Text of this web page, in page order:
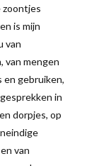
zoontjes
is mijn
van
van mengen
en gebruiken,
in
dorpjes, op
van